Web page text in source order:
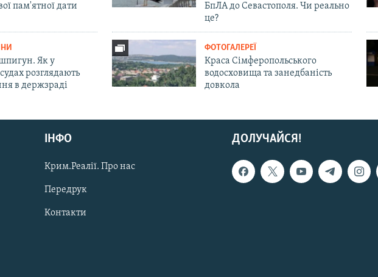
пам'ятної дати
БпЛА до Севастополя. Чи реально
це?
Як у
розглядають
в держзраді
ФОТОГАЛЕРЕЇ
Краса Сімферопольського
водосховища та занедбаність
довкола
ДОЛУЧАЙСЯ!
ІНФО
Крим.Реалії. Про нас
Передрук
Контакти